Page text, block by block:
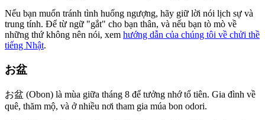
Nếu bạn muốn tránh tình huống ngượng, hãy giữ lời nói lịch sự và
trung tính. Để từ ngữ "gắt" cho bạn thân, và nếu bạn tò mò về
những thứ không nên nói, xem hướng dẫn của chúng tôi về chửi thề
tiếng Nhật.
お盆
お盆 (Obon) là mùa giữa tháng 8 để tưởng nhớ tổ tiên. Gia đình về
quê, thăm mộ, và ở nhiều nơi tham gia múa bon odori.